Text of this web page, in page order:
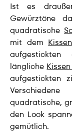
Ist es
Gewürztöne
quadratische
mit dem
längliche
aufgestickten
quadratische,
den Look
gemütlich.